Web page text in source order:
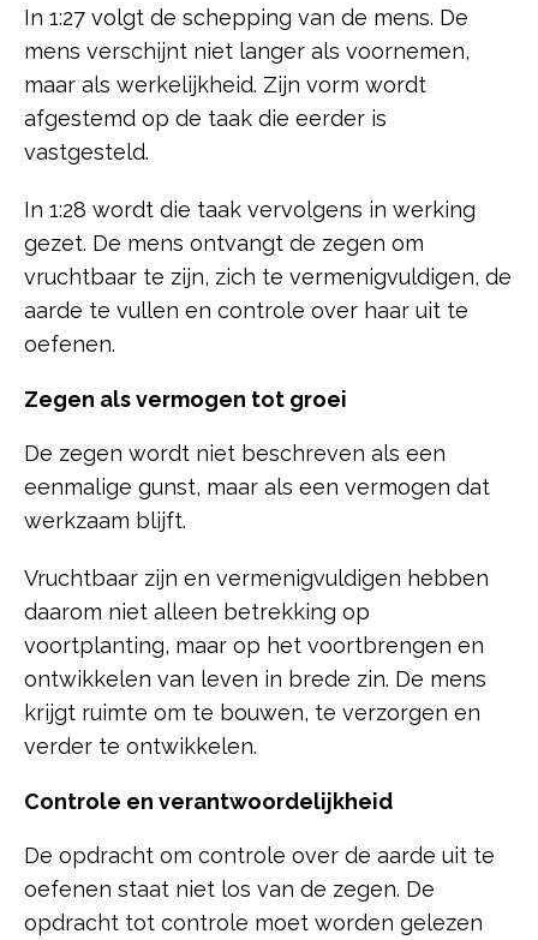
In 1:27 volgt de schepping van de mens. De
mens verschijnt niet langer als voornemen,
maar als werkelijkheid. Zijn vorm wordt
afgestemd op de taak die eerder is
vastgesteld.
In 1:28 wordt die taak vervolgens in werking
gezet. De mens ontvangt de zegen om
vruchtbaar te zijn, zich te vermenigvuldigen, de
aarde te vullen en controle over haar uit te
oefenen.
Zegen als vermogen tot groei
De zegen wordt niet beschreven als een
eenmalige gunst, maar als een vermogen dat
werkzaam blijft.
Vruchtbaar zijn en vermenigvuldigen hebben
daarom niet alleen betrekking op
voortplanting, maar op het voortbrengen en
ontwikkelen van leven in brede zin. De mens
krijgt ruimte om te bouwen, te verzorgen en
verder te ontwikkelen.
Controle en verantwoordelijkheid
De opdracht om controle over de aarde uit te
oefenen staat niet los van de zegen. De
opdracht tot controle moet worden gelezen